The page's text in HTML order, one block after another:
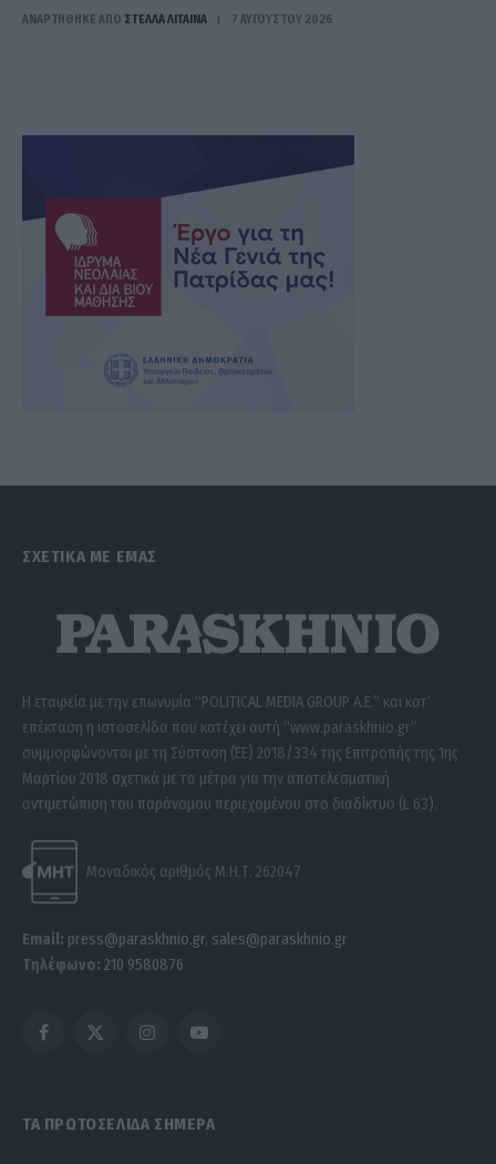
ΑΝΑΡΤΗΘΗΚΕ ΑΠΟ ΣΤΈΛΛΑ ΛΊΤΑΙΝΑ 7 ΑΥΓΟΎΣΤΟΥ 2026
ΣΧΕΤΙΚΑ ΜΕ ΕΜΑΣ
Η εταιρεία με την επωνυμία “POLITICAL MEDIA GROUP A.E.” και κατ’
επέκταση η ιστοσελίδα που κατέχει αυτή “www.paraskhnio.gr”
συμμορφώνονται με τη Σύσταση (ΕΕ) 2018/334 της Επιτροπής της 1ης
Μαρτίου 2018 σχετικά με τα μέτρα για την αποτελεσματική
αντιμετώπιση του παράνομου περιεχομένου στο διαδίκτυο (L 63).
Μοναδικός αριθμός Μ.Η.Τ. 262047
Email: press@paraskhnio.gr, sales@paraskhnio.gr
Τηλέφωνο: 210 9580876
Facebook
X
InstagramYouTube
ΤΑ ΠΡΩΤΟΣΕΛΙΔΑ ΣΗΜΕΡΑ